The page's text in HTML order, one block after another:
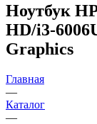
Ноутбук
HD/i3-
Graphics
Главная
—
Каталог
—